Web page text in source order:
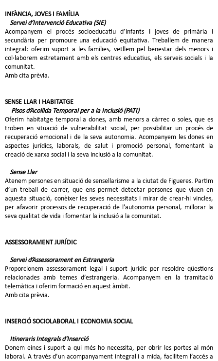
INFÀNCIA, JOVES I FAMÍLIA
Servei d’Intervenció Educativa (SIE)
Acompanyem el procés socioeducatiu d’infants i joves de primària i
secundària per promoure una educació equitativa. Treballem de manera
integral: oferim suport a les famílies, vetllem pel benestar dels menors i
col·laborem estretament amb els centres educatius, els serveis socials i la
comunitat.
Amb cita prèvia.
SENSE LLAR I HABITATGE
Pisos d’Acollida Temporal per a la Inclusió (PATI)
Oferim habitatge temporal a dones, amb menors a càrrec o soles, que es
troben en situació de vulnerabilitat social, per possibilitar un procés de
recuperació emocional i de la seva autonomia. Acompanyem les dones en
aspectes jurídics, laborals, de salut i promoció personal, fomentant la
creació de xarxa social i la seva inclusió a la comunitat.
Sense Llar
Atenem persones en situació de sensellarisme a la ciutat de Figueres. Partim
d’un treball de carrer, que ens permet detectar persones que viuen en
aquesta situació, conèixer les seves necessitats i mirar de crear-hi vincles,
per afavorir processos de recuperació de l’autonomia personal, millorar la
seva qualitat de vida i fomentar la inclusió a la comunitat.
ASSESSORAMENT JURÍDIC
Servei d’Assessorament en Estrangeria
Proporcionem assessorament legal i suport jurídic per resoldre qüestions
relacionades amb temes d’estrangeria. Acompanyem en la tramitació
telemàtica i oferim formació en aquest àmbit.
Amb cita prèvia.
INSERCIÓ SOCIOLABORAL I ECONOMIA SOCIAL
Itineraris Integrals d'Inserció
Donem eines i suport a qui més ho necessita, per obrir les portes al món
laboral. A través d’un acompanyament integral i a mida, facilitem l’accés a